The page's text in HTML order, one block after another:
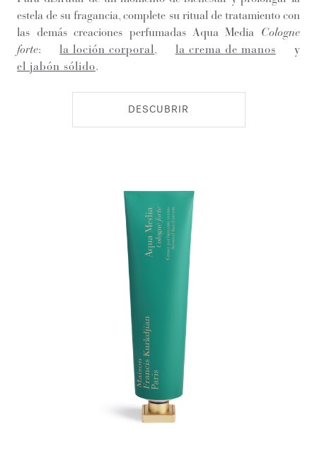
estela de su fragancia, complete su ritual de tratamiento con
las demás creaciones perfumadas Aqua Media Cologne
forte:la loción corporal la crema de manos y
el jabón sólido.
DESCUBRIR